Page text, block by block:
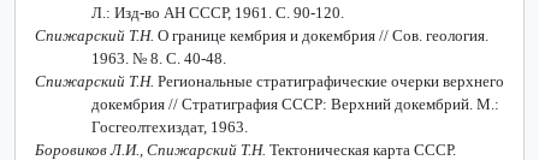
Л.: Изд-во АН СССР, 1961. С. 90-120.
Спижарский Т.Н. О границе кембрия и докембрия // Сов. геология.
1963. № 8. С. 40-48.
Спижарский Т.Н. Региональные стратиграфические очерки верхнего
докембрия // Стратиграфия СССР: Верхний докембрий. М.:
Госгеолтехиздат, 1963.
Боровиков Л.И., Спижарский Т.Н. Тектоническая карта СССР.